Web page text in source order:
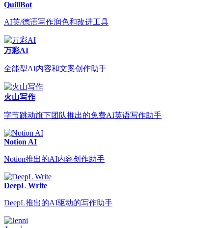
QuillBot
AI英/德语写作润色和改进工具
万彩AI
全能型AI内容和文案创作助手
火山写作
字节跳动旗下团队推出的免费AI英语写作助手
Notion AI
Notion推出的AI内容创作助手
DeepL Write
DeepL推出的AI驱动的写作助手